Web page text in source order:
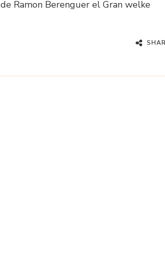
Ramon Berenguer el Gran welke